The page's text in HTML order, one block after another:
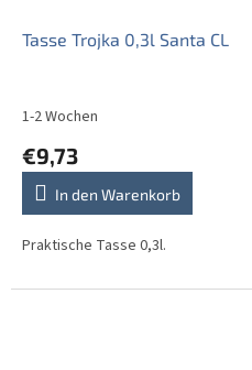
Tasse Trojka 0,3l Santa CL
1-2 Wochen
€9,73
In den Warenkorb
Praktische Tasse 0,3l.